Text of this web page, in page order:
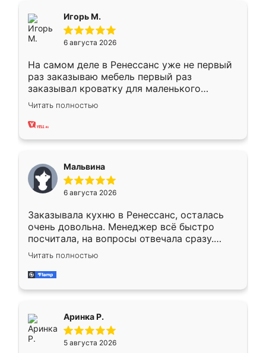
Игорь М.
6 августа 2026
На самом деле в Ренессанс уже не первый
раз заказываю мебель первый раз
заказывал кроватку для маленького
ребёнка при его рождении ,во второй раз
заказал шкаф-купе. По качеству очень
хорошее сборка достаточно быстрая,
меньше, здесь же он более разнообразный.
Мне нравится ,если что-то потребуется из
мебели буду заказывать только здесь.
Читать полностью
Мальвина
6 августа 2026
Заказывала кухню в Ренессанс, осталась
очень довольна. Менеджер всё быстро
посчитала, на вопросы отвечала сразу.
Замерщик приехал в субботу, подошёл к
делу со всей ответственностью. Собрали
за день, ребята работали аккуратно, даже
Читать полностью
Аринка Р.
5 августа 2026